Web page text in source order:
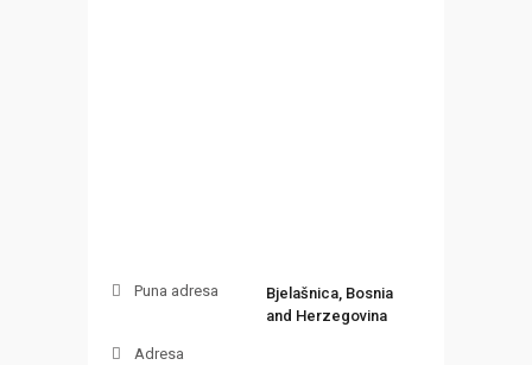
Puna adresa
Bjelašnica, Bosnia
and Herzegovina
Adresa